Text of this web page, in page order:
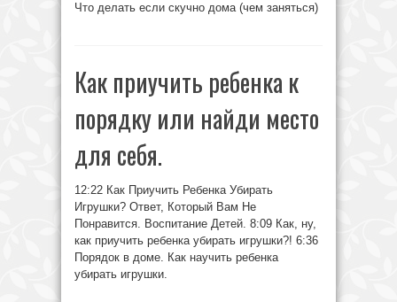
Что делать если скучно дома (чем заняться)
Как приучить ребенка к
порядку или найди место
для себя.
12:22 Как Приучить Ребенка Убирать
Игрушки? Ответ, Который Вам Не
Понравится. Воспитание Детей. 8:09 Как, ну,
как приучить ребенка убирать игрушки?! 6:36
Порядок в доме. Как научить ребенка
убирать игрушки.